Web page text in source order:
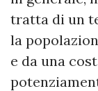
tratta di un
la
e da una